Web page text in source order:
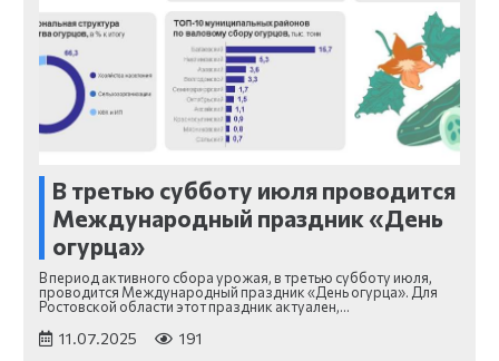
В третью субботу июля проводится
Международный праздник «День
огурца»
В период активного сбора урожая, в третью субботу июля,
проводится Международный праздник «День огурца». Для
Ростовской области этот праздник актуален,…
11.07.2025 191